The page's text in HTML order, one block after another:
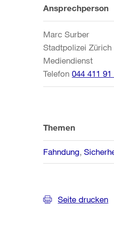
Weitere
Ansprechperson
Marc Surber
Stadtpolizei Zürich
Mediendienst
Telefon 044 411 91
Themen
Fahndung
Seite drucken